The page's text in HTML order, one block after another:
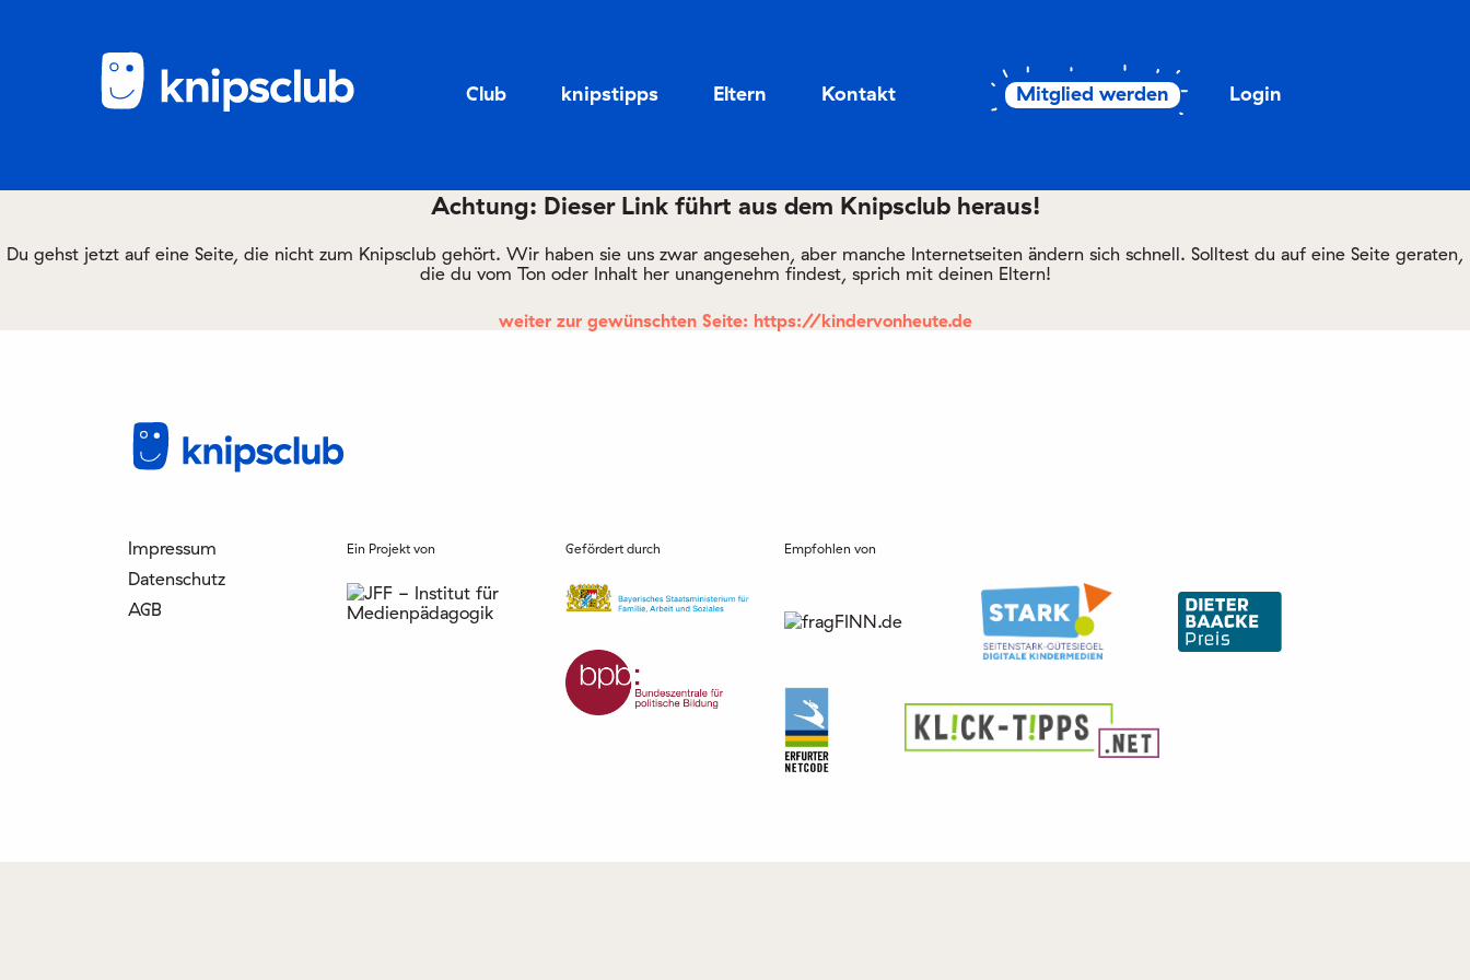
Club knipstipps Eltern Kontakt Mitglied werden Login
Achtung: Dieser Link führt aus dem Knipsclub heraus!
Du gehst jetzt auf eine Seite, die nicht zum Knipsclub gehört. Wir haben sie uns zwar angesehen, aber manche Internetseiten ändern sich schnell. Solltest du auf eine Seite geraten,
die du vom Ton oder Inhalt her unangenehm findest, sprich mit deinen Eltern!
weiter zur gewünschten Seite: https://kindervonheute.de
Impressum
Datenschutz
AGB
Ein Projekt von Gefördert durch Empfohlen von